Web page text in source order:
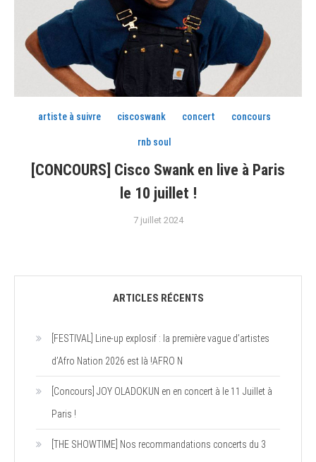
artiste à suivre ciscoswank concert concours
rnb soul
[CONCOURS] Cisco Swank en live à Paris
le 10 juillet !
7 juillet 2024
ARTICLES RÉCENTS
[FESTIVAL] Line-up explosif : la première vague d’artistes
d’Afro Nation 2026 est là !AFRO N
[Concours] JOY OLADOKUN en en concert à le 11 Juillet à
Paris !
[THE SHOWTIME] Nos recommandations concerts du 3